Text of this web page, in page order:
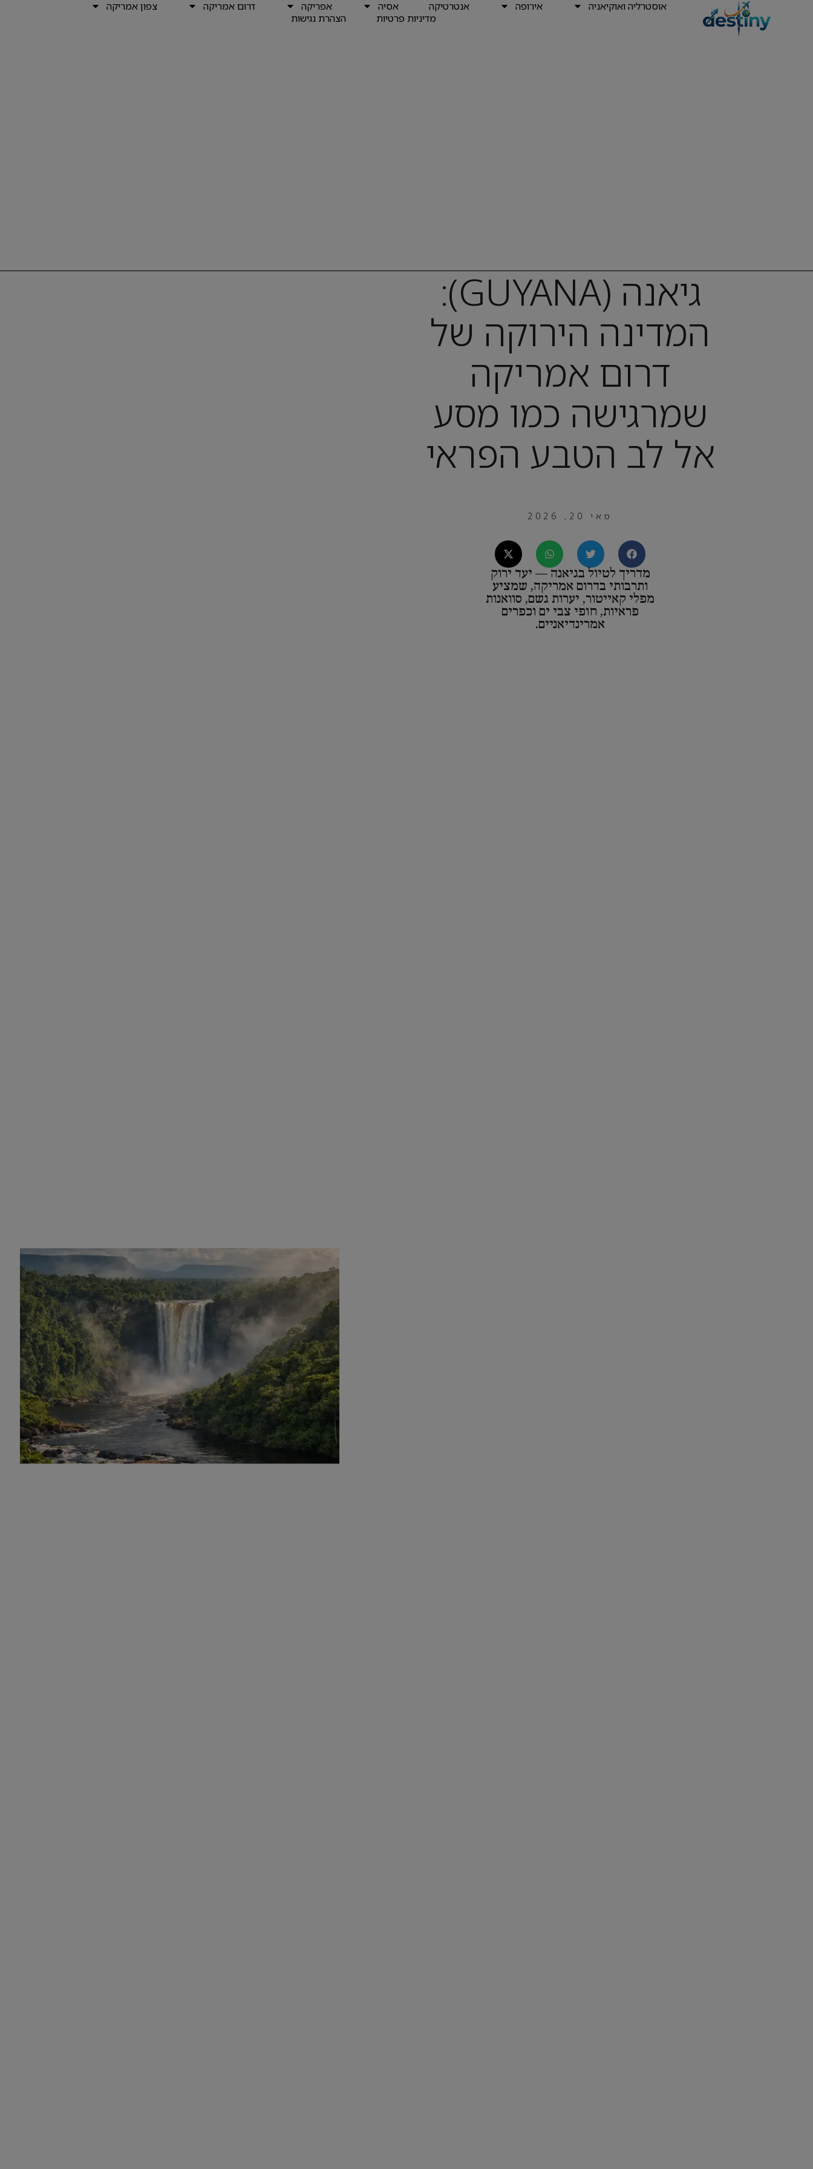
אוסטרליה ואוקיאניה אירופה אנטרטיקה אסיה אפריקה דרום אמריקה
צפון אמריקה
מדיניות פרטיות
הצהרת נגישות
גיאנה (GUYANA):
המדינה הירוקה של
דרום אמריקה
שמרגישה כמו מסע
אל לב הטבע הפראי
מאי 20, 2026
מדריך לטיול בגיאנה — יעד ירוק
ותרבותי בדרום אמריקה, שמציע
מפלי קאייטור, יערות גשם, סוואנות
פראיות, חופי צבי ים וכפרים
אמרינדיאניים.